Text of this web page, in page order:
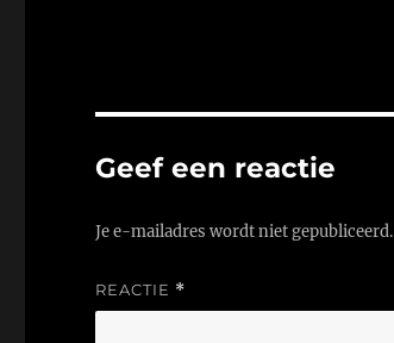
Geef een reactie
Je e-mailadres wordt niet gepubliceerd.
REACTIE *